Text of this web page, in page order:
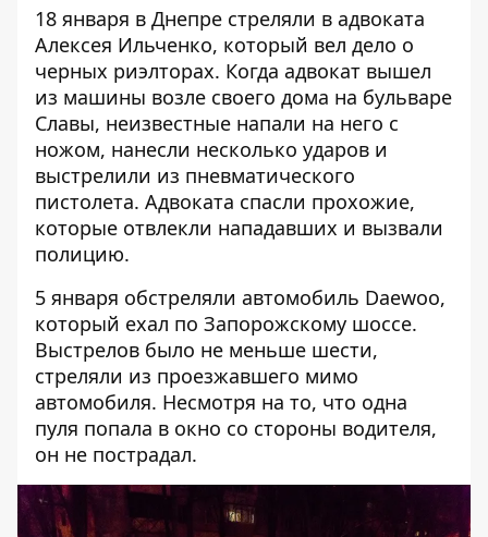
18 января в Днепре стреляли в адвоката
Алексея Ильченко, который вел дело о
черных риэлторах. Когда адвокат вышел
из машины возле своего дома на бульваре
Славы, неизвестные напали на него с
ножом, нанесли несколько ударов и
выстрелили из пневматического
пистолета. Адвоката спасли прохожие,
которые отвлекли нападавших и вызвали
полицию.
5 января обстреляли автомобиль Daewoo,
который ехал по Запорожскому шоссе.
Выстрелов было не меньше шести,
стреляли из проезжавшего мимо
автомобиля. Несмотря на то, что одна
пуля попала в окно со стороны водителя,
он не пострадал.